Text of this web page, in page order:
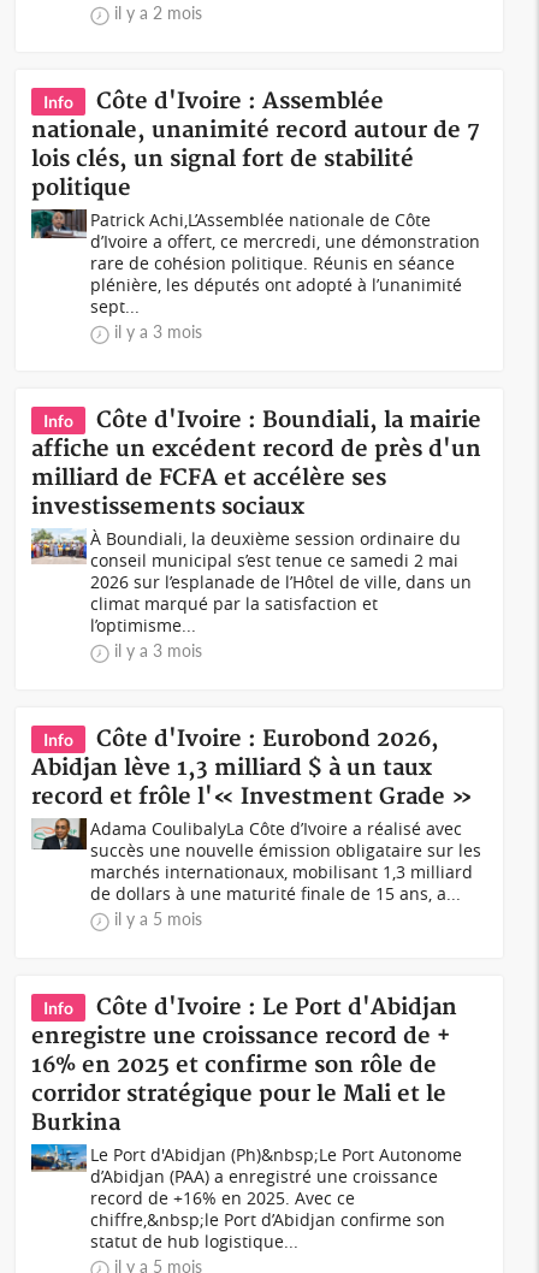
il y a 2 mois
Info
Côte d'Ivoire : Assemblée
nationale, unanimité record autour de 7
lois clés, un signal fort de stabilité
politique
Patrick Achi,L’Assemblée nationale de Côte
d’Ivoire a offert, ce mercredi, une démonstration
rare de cohésion politique. Réunis en séance
plénière, les députés ont adopté à l’unanimité
sept...
il y a 3 mois
Info
Côte d'Ivoire : Boundiali, la mairie
affiche un excédent record de près d'un
milliard de FCFA et accélère ses
investissements sociaux
À Boundiali, la deuxième session ordinaire du
conseil municipal s’est tenue ce samedi 2 mai
2026 sur l’esplanade de l’Hôtel de ville, dans un
climat marqué par la satisfaction et
l’optimisme...
il y a 3 mois
Info
Côte d'Ivoire : Eurobond 2026,
Abidjan lève 1,3 milliard $ à un taux
record et frôle l'« Investment Grade »
Adama CoulibalyLa Côte d’Ivoire a réalisé avec
succès une nouvelle émission obligataire sur les
marchés internationaux, mobilisant 1,3 milliard
de dollars à une maturité finale de 15 ans, a...
il y a 5 mois
Info
Côte d'Ivoire : Le Port d'Abidjan
enregistre une croissance record de +
16% en 2025 et confirme son rôle de
corridor stratégique pour le Mali et le
Burkina
Le Port d'Abidjan (Ph)&nbsp;Le Port Autonome
d’Abidjan (PAA) a enregistré une croissance
record de +16% en 2025. Avec ce
chiffre,&nbsp;le Port d’Abidjan confirme son
statut de hub logistique...
il y a 5 mois